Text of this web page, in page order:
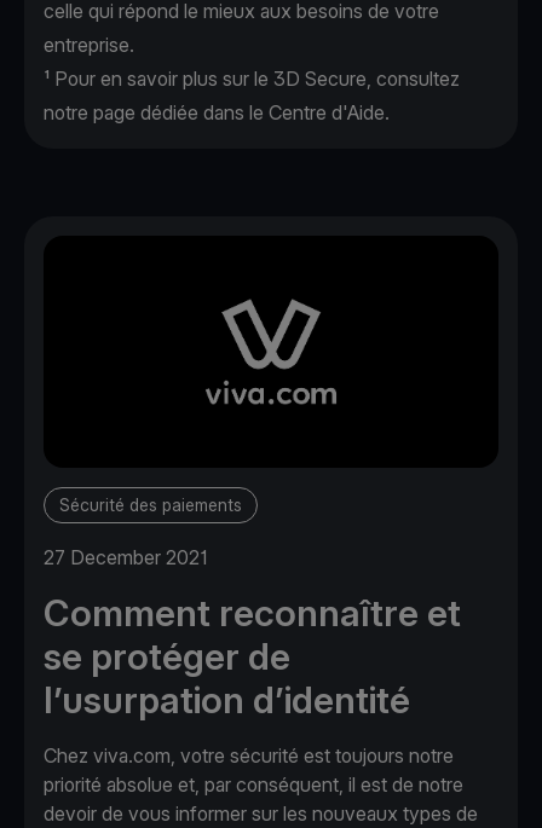
celle qui répond le mieux aux besoins de votre
entreprise.
¹ Pour en savoir plus sur le 3D Secure, consultez
notre page dédiée dans le Centre d'Aide.
Sécurité des paiements
27 December 2021
Comment reconnaître et
se protéger de
l’usurpation d’identité
Chez viva.com, votre sécurité est toujours notre
priorité absolue et, par conséquent, il est de notre
devoir de vous informer sur les nouveaux types de